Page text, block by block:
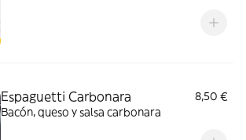
Espaguetti Carbonara
8,50 €
Bacón, queso y salsa carbonara